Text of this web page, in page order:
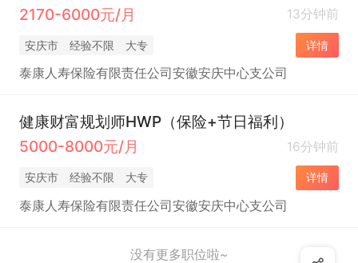
2170-6000元/月
13分钟前
安庆市 经验不限 大专 详情
泰康人寿保险有限责任公司安徽安庆中心支公司
健康财富规划师HWP（保险+节日福利）
5000-8000元/月
16分钟前
安庆市 经验不限 大专 详情
泰康人寿保险有限责任公司安徽安庆中心支公司
没有更多职位啦~